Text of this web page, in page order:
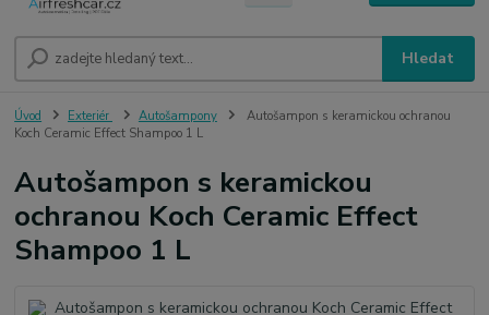
Hledat
Úvod Exteriér Autošampony
Autošampon s keramickou ochranou
Koch Ceramic Effect Shampoo 1 L
Autošampon s keramickou
ochranou Koch Ceramic Effect
Shampoo 1 L